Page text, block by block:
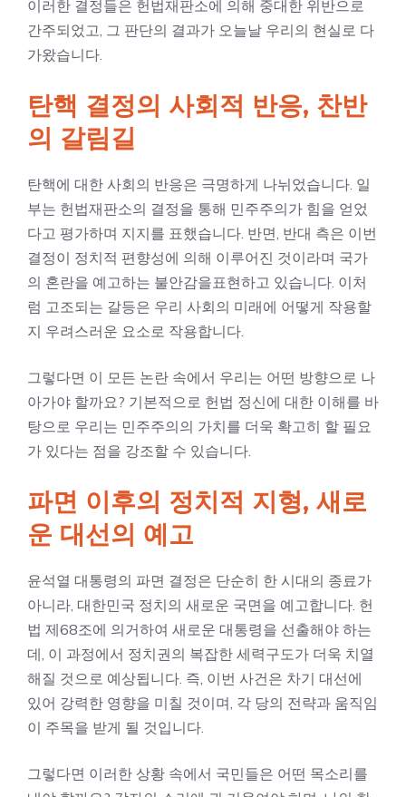
이러한 결정들은 헌법재판소에 의해 중대한 위반으로
간주되었고, 그 판단의 결과가 오늘날 우리의 현실로 다
가왔습니다.
탄핵 결정의 사회적 반응, 찬반
의 갈림길
탄핵에 대한 사회의 반응은 극명하게 나뉘었습니다. 일
부는 헌법재판소의 결정을 통해 민주주의가 힘을 얻었
다고 평가하며 지지를 표했습니다. 반면, 반대 측은 이번
결정이 정치적 편향성에 의해 이루어진 것이라며 국가
의 혼란을 예고하는 불안감을표현하고 있습니다. 이처
럼 고조되는 갈등은 우리 사회의 미래에 어떻게 작용할
지 우려스러운 요소로 작용합니다.
그렇다면 이 모든 논란 속에서 우리는 어떤 방향으로 나
아가야 할까요? 기본적으로 헌법 정신에 대한 이해를 바
탕으로 우리는 민주주의의 가치를 더욱 확고히 할 필요
가 있다는 점을 강조할 수 있습니다.
파면 이후의 정치적 지형, 새로
운 대선의 예고
윤석열 대통령의 파면 결정은 단순히 한 시대의 종료가
아니라, 대한민국 정치의 새로운 국면을 예고합니다. 헌
법 제68조에 의거하여 새로운 대통령을 선출해야 하는
데, 이 과정에서 정치권의 복잡한 세력구도가 더욱 치열
해질 것으로 예상됩니다. 즉, 이번 사건은 차기 대선에
있어 강력한 영향을 미칠 것이며, 각 당의 전략과 움직임
이 주목을 받게 될 것입니다.
그렇다면 이러한 상황 속에서 국민들은 어떤 목소리를